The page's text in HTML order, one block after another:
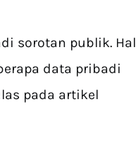
sorotan publik. Hal
data pribadi
pada artikel